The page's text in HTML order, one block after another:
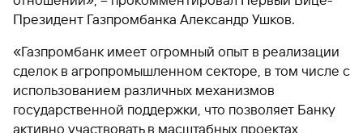
специальные
предложения
Газпром
Бонус
«Плюс»
полезно
Часто
задаваемые
вопросы
Калькулятор
Отчет о
истории
Кредитный
помощник
Открыть
счет
Брокерское
Отчет о
кредитной
истории
партнером
рейтинг
Отчет о
кредитной
истории
Pay
Интернет-
банк
Отделения
Банкоматы
инкассация
с Moniron
Онлайн-
касса 3 в 1 с
эквайрингом
Может
сервисы
«Копии
и «Справки»
Быстрый
поиск
Курсы
оплата
таможенных
платежей
Быстрый
поиск
по
сайту
Вклады
сайту
Президент Газпромбанка Александр Ушков.
«Газпромбанк имеет огромный опыт в реализации
сделок в агропромышленном секторе, в том числе с
использованием различных механизмов
государственной поддержки, что позволяет Банку
активно участвовать в масштабных проектах,